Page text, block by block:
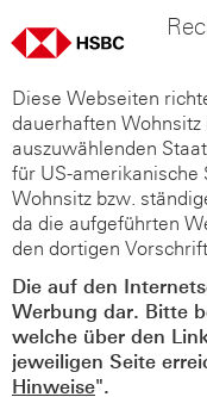
Diese Webseiten
dauerhaften
auszuwählenden
für US-amerikanische
Wohnsitz bzw.
da die aufgeführten
den dortigen
Die auf den
Werbung dar. Bitte
welche über den
jeweiligen Seite
Hinweise".